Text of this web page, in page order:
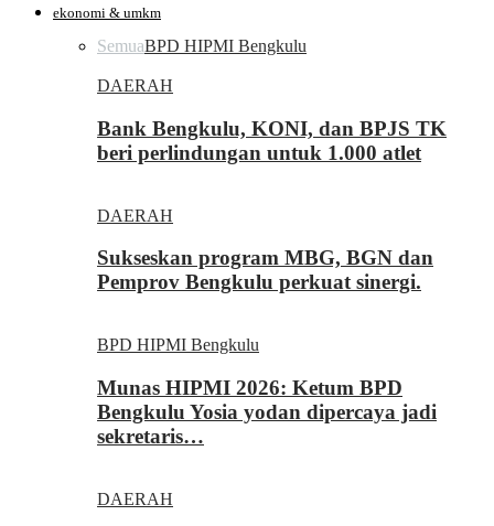
ekonomi & umkm
SemuaBPD HIPMI Bengkulu
DAERAH
Bank Bengkulu, KONI, dan BPJS TK
beri perlindungan untuk 1.000 atlet
DAERAH
Sukseskan program MBG, BGN dan
Pemprov Bengkulu perkuat sinergi.
BPD HIPMI Bengkulu
Munas HIPMI 2026: Ketum BPD
Bengkulu Yosia yodan dipercaya jadi
sekretaris…
DAERAH